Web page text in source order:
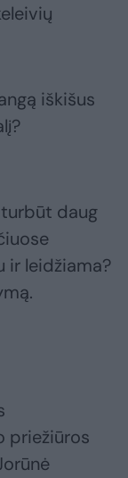
iškišus
daug
ir leidžiama?
priežiūros